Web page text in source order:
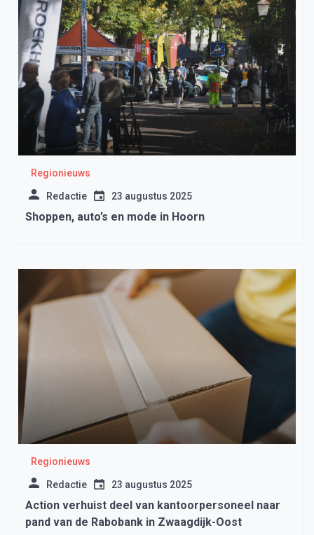
Regionieuws
Redactie 23 augustus 2025
Shoppen, auto’s en mode in Hoorn
Regionieuws
Redactie 23 augustus 2025
Action verhuist deel van kantoorpersoneel naar
pand van de Rabobank in Zwaagdijk-Oost